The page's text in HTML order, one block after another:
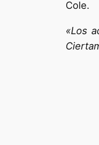
Cole.
«Los